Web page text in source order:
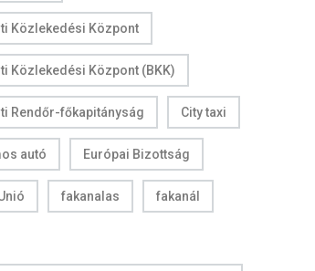
Közlekedési Központ
Közlekedési Központ (BKK)
Rendőr-főkapitányság City taxi
autó Európai Bizottság
fakanalas fakanál